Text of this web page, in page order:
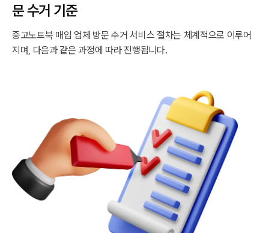
문 수거 기준
중고노트북 매입 업체 방문 수거 서비스 절차는 체계적으로 이루어
지며, 다음과 같은 과정에 따라 진행됩니다.